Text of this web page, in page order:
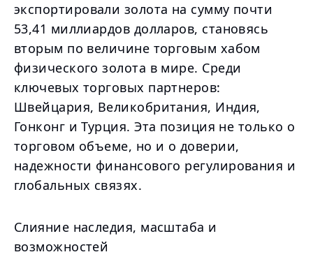
экспортировали золота на сумму почти
53,41 миллиардов долларов, становясь
вторым по величине торговым хабом
физического золота в мире. Среди
ключевых торговых партнеров:
Швейцария, Великобритания, Индия,
Гонконг и Турция. Эта позиция не только о
торговом объеме, но и о доверии,
надежности финансового регулирования и
глобальных связях.
Слияние наследия, масштаба и
возможностей